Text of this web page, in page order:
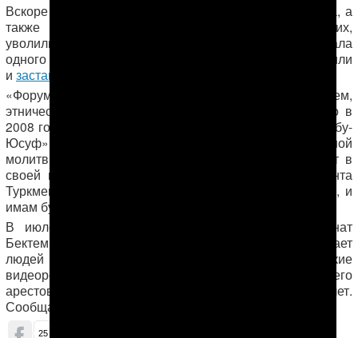
Вскоре после заключения родственников Б. Сапарова, а
также других осужденных по этому делу верующих,
уволили с работы. В 2014 году полиция задержала
одного из бывших членов общины. Его насильно побрили
и заставили съесть свинины и принять алкоголь
«Форум 18» также рассказывает о другом верующем,
этническом татарине
которого в
2008 году арестовали прямо в центральной мечети «Абу-
Юсуф» города Туркменабада. Однажды после пятничной
молитвы он укорил областного имама в том, что тот в
своей проповеди цитировал книгу первого президента
Туркменистана «Рухнаму». Он сказал, что так нельзя, и
имам будет в ответе за это перед Аллахом.
В июле 2008 года, перед началом молитвы, Ренат
Бектемиров спросил имама, почему тот не осуждает
людей за то, что те смотрят порнографические
видеоролики в своих телефонах. После этого его
арестовали прямо в мечети, а позже осудили на пять лет.
Сообщается, что позже ему добавили еще 7 лет.
25